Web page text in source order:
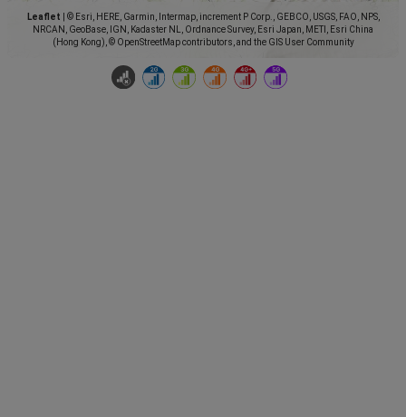
Leaflet
© Esri, HERE, Garmin, Intermap, increment P Corp., GEBCO, USGS, FAO, NPS,
NRCAN, GeoBase, IGN, Kadaster NL, Ordnance Survey, Esri Japan, METI, Esri China
(Hong Kong), © OpenStreetMap contributors, and the GIS User Community